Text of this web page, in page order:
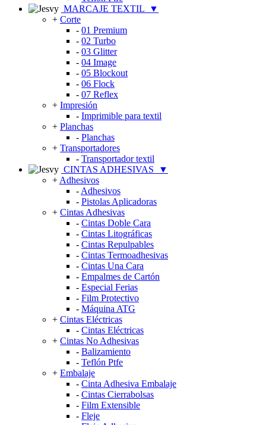
MARCAJE TEXTIL
▼
+ Corte
- 01 Premium
- 02 Turbo
- 03 Glitter
- 04 Image
- 05 Blockout
- 06 Flock
- 07 Reflex
+ Impresión
- Imprimible para textil
+ Planchas
- Planchas
+ Transportadores
- Transportador textil
CINTAS ADHESIVAS
▼
+ Adhesivos
- Adhesivos
- Pistolas Aplicadoras
+ Cintas Adhesivas
- Cintas Doble Cara
- Cintas Litográficas
- Cintas Repulpables
- Cintas Termoadhesivas
- Cintas Una Cara
- Empalmes de Cartón
- Especial Ferias
- Film Protectivo
- Máquina ATG
+ Cintas Eléctricas
- Cintas Eléctricas
+ Cintas No Adhesivas
- Balizamiento
- Teflón Ptfe
+ Embalaje
- Cinta Adhesiva Embalaje
- Cintas Cierrabolsas
- Film Extensible
- Fleje